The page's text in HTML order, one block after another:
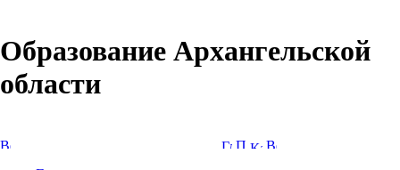
Образование Архангельской
области